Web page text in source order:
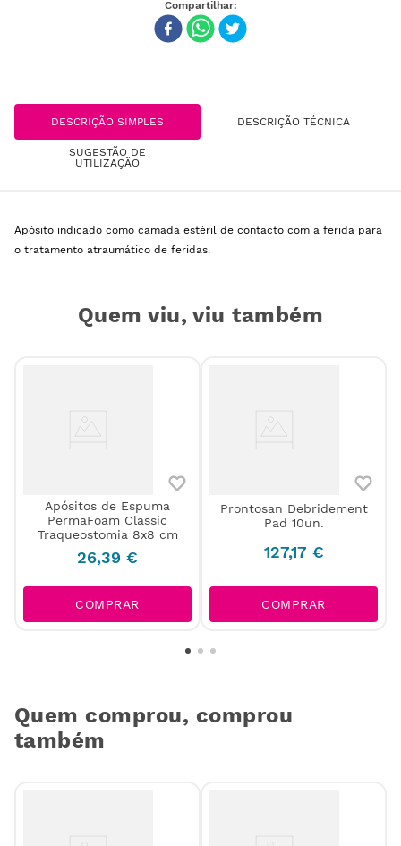
DESCRIÇÃO SIMPLES DESCRIÇÃO TÉCNICA
SUGESTÃO DE
UTILIZAÇÃO
Apósito indicado como camada estéril de contacto com a ferida para
o tratamento atraumático de feridas.
Quem viu, viu também
Apósitos de Espuma
PermaFoam Classic
Traqueostomia 8x8 cm
26,39 €
COMPRAR
Prontosan Debridement
Pad 10un.
127,17 €
COMPRAR
Quem comprou, comprou
também